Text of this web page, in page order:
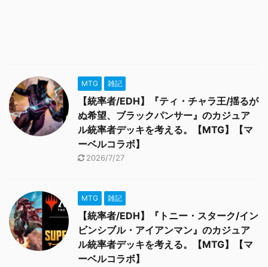
MTG 雑記
【統率者/EDH】『ティ・チャラ王/揺るが
ぬ希望、ブラックパンサー』のカジュア
ル統率者デッキを考える。【MTG】【マ
ーベルコラボ】
2026/7/27
MTG 雑記
【統率者/EDH】『トニー・スターク/イン
ビンシブル・アイアンマン』のカジュア
ル統率者デッキを考える。【MTG】【マ
ーベルコラボ】